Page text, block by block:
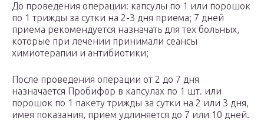
До проведения операции: капсулы по 1 или порошок
по 1 трижды за сутки на 2-3 дня приема; 7 дней
приема рекомендуется назначать для тех больных,
которые при лечении принимали сеансы
химиотерапии и антибиотики;
После проведения операции от 2 до 7 дня
назначается Пробифор в капсулах по 1 шт. или
порошок по 1 пакету трижды за сутки на 2 или 3 дня,
имея показания, прием удлиняется до 7 или 10 дней.